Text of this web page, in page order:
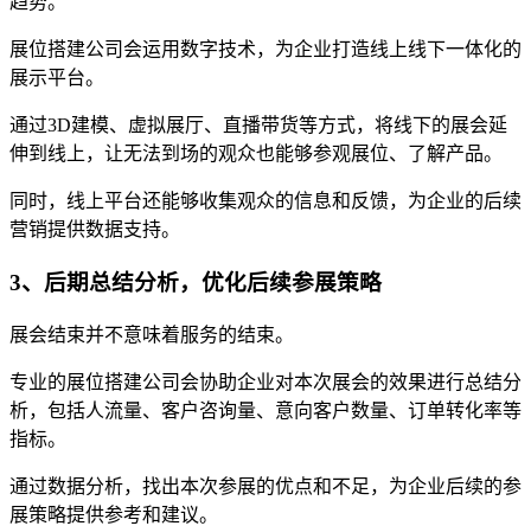
展位搭建公司会运用数字技术，为企业打造线上线下一体化的
展示平台。
通过3D建模、虚拟展厅、直播带货等方式，将线下的展会延
伸到线上，让无法到场的观众也能够参观展位、了解产品。
同时，线上平台还能够收集观众的信息和反馈，为企业的后续
营销提供数据支持。
3、后期总结分析，优化后续参展策略
展会结束并不意味着服务的结束。
专业的展位搭建公司会协助企业对本次展会的效果进行总结分
析，包括人流量、客户咨询量、意向客户数量、订单转化率等
指标。
通过数据分析，找出本次参展的优点和不足，为企业后续的参
展策略提供参考和建议。